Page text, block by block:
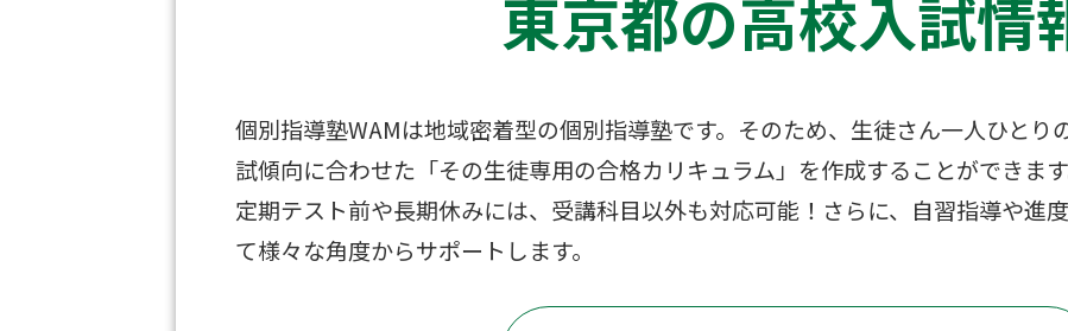
東京都の高校入試情
個別指導塾WAMは地域密着型の個別指導塾です。そのため、生徒さん一人ひとり
試傾向に合わせた「その生徒専用の合格カリキュラム」を作成することができます
定期テスト前や長期休みには、受講科目以外も対応可能！さらに、自習指導や進
て様々な角度からサポートします。